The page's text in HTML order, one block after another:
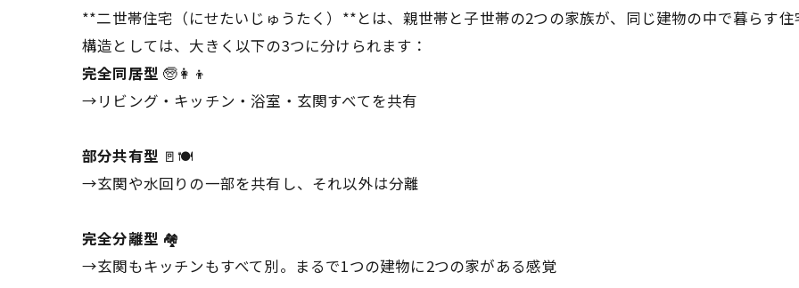
**二世帯住宅（にせたいじゅうたく）**とは、親世帯と子世帯の2つの家族が、同じ建物の中で暮らす住
構造としては、大きく以下の3つに分けられます：
完全同居型 🧓👩‍👦
→リビング・キッチン・浴室・玄関すべてを共有
部分共有型 🚪🍽
→玄関や水回りの一部を共有し、それ以外は分離
完全分離型 🏘️
→玄関もキッチンもすべて別。まるで1つの建物に2つの家がある感覚